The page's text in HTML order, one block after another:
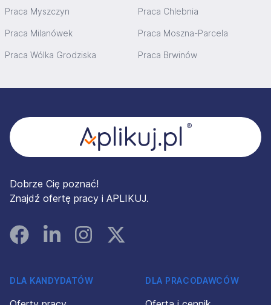
Praca Myszczyn Praca Chlebnia
Praca Milanówek Praca Moszna-Parcela
Praca Wólka Grodziska Praca Brwinów
Dobrze Cię poznać!
Znajdź ofertę pracy i APLIKUJ.
FacebookLinked InInstagramInstagram
DLA KANDYDATÓW DLA PRACODAWCÓW